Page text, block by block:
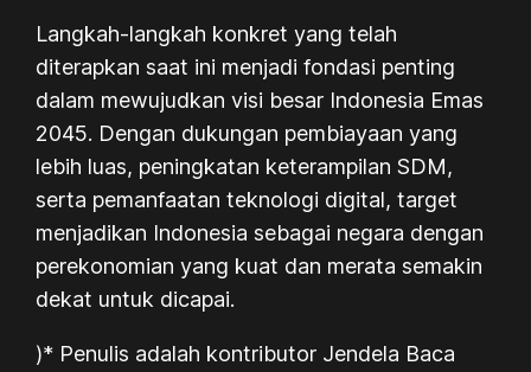
Langkah-langkah konkret yang telah
diterapkan saat ini menjadi fondasi penting
dalam mewujudkan visi besar Indonesia Emas
2045. Dengan dukungan pembiayaan yang
lebih luas, peningkatan keterampilan SDM,
serta pemanfaatan teknologi digital, target
menjadikan Indonesia sebagai negara dengan
perekonomian yang kuat dan merata semakin
dekat untuk dicapai.
)* Penulis adalah kontributor Jendela Baca